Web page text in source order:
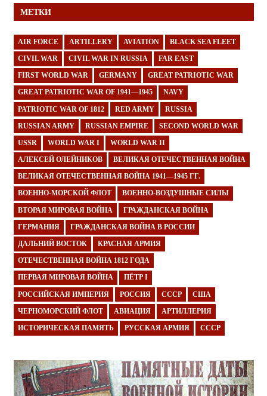
МЕТКИ
AIR FORCE ARTILLERY AVIATION BLACK SEA FLEET
CIVIL WAR CIVIL WAR IN RUSSIA FAR EAST
FIRST WORLD WAR GERMANY GREAT PATRIOTIC WAR
GREAT PATRIOTIC WAR OF 1941—1945 NAVY
PATRIOTIC WAR OF 1812 RED ARMY RUSSIA
RUSSIAN ARMY RUSSIAN EMPIRE SECOND WORLD WAR
USSR WORLD WAR I WORLD WAR II
АЛЕКСЕЙ ОЛЕЙНИКОВ ВЕЛИКАЯ ОТЕЧЕСТВЕННАЯ ВОЙНА
ВЕЛИКАЯ ОТЕЧЕСТВЕННАЯ ВОЙНА 1941—1945 ГГ.
ВОЕННО-МОРСКОЙ ФЛОТ ВОЕННО-ВОЗДУШНЫЕ СИЛЫ
ВТОРАЯ МИРОВАЯ ВОЙНА ГРАЖДАНСКАЯ ВОЙНА
ГЕРМАНИЯ ГРАЖДАНСКАЯ ВОЙНА В РОССИИ
ДАЛЬНИЙ ВОСТОК КРАСНАЯ АРМИЯ
ОТЕЧЕСТВЕННАЯ ВОЙНА 1812 ГОДА
ПЕРВАЯ МИРОВАЯ ВОЙНА ПЁТР I
РОССИЙСКАЯ ИМПЕРИЯ РОССИЯ СССР США
ЧЕРНОМОРСКИЙ ФЛОТ АВИАЦИЯ АРТИЛЛЕРИЯ
ИСТОРИЧЕСКАЯ ПАМЯТЬ РУССКАЯ АРМИЯ СССР